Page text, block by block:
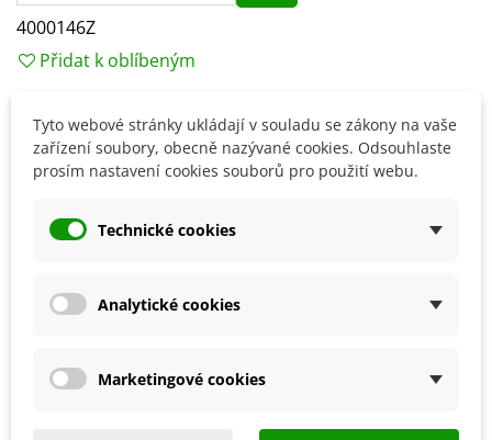
4000146Z
Přidat k oblíbeným
Popis
Tradiční užití:Jednu čajovou lžičku rozmícháme ve
různých jídel a koktejlů.
2× více vody nežli prášku a rozmícháme na pastu,
Surovina pro přípravu bylinného čaje – nálevu
Tyto webové stránky ukládají v souladu se zákony na vaše
zařízení soubory, obecně nazývané cookies. Odsouhlaste
prosím nastavení cookies souborů pro použití webu.
Technické cookies
Analytické cookies
Marketingové cookies